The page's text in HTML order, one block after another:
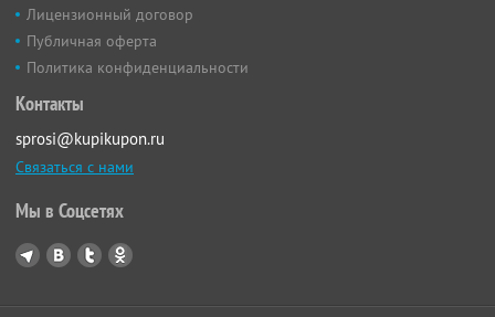
Лицензионный договор
Публичная оферта
Политика конфиденциальности
Контакты
sprosi@kupikupon.ru
Связаться с нами
Мы в Соцсетях